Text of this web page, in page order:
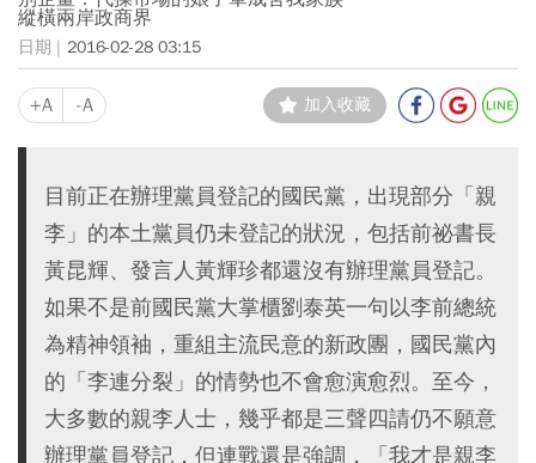
縱橫兩岸政商界
2016-02-28 03:15
+A -A 加入收藏
目前正在辦理黨員登記的國民黨，出現部分「親
李」的本土黨員仍未登記的狀況，包括前祕書長
黃昆輝、發言人黃輝珍都還沒有辦理黨員登記。
如果不是前國民黨大掌櫃劉泰英一句以李前總統
為精神領袖，重組主流民意的新政團，國民黨內
的「李連分裂」的情勢也不會愈演愈烈。至今，
大多數的親李人士，幾乎都是三聲四請仍不願意
辦理黨員登記，但連戰還是強調，「我才是親李